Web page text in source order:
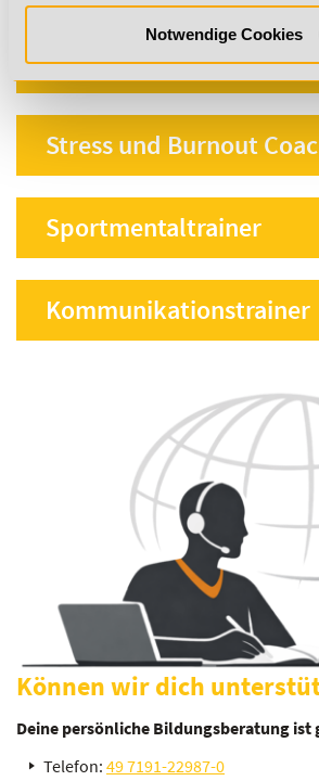
Notwendige Cookies
Life Coach
Stress und Burnout
Sportmentaltrainer
Kommunikationstrainer
Können wir dich
Deine persönliche Bildungsberatung ist
Telefon: 49 7191-22987-0